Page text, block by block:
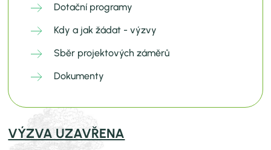
Dotační programy
Kdy a jak žádat - výzvy
Sběr projektových záměrů
Dokumenty
VÝZVA UZAVŘENA